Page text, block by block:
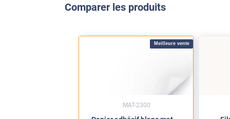
Comparer les produits
Meilleure vente
MAT-2300